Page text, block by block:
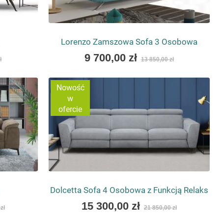
ZACHWYCA
na stworzenie wnętrza, które inspiruje i zachwyca.
w Twoim życiu. Poznaj różnorodność wzorów w
sposób.
Lorenzo Zamszowa Sofa 3 Osobowa
As
as
9 700,00 zł 13 850,00 zł
Nowość
w
ofercie
Dolcetta Sofa 4 Osobowa z Funkcją Relaks
As
15 300,00 zł 21 850,00 zł